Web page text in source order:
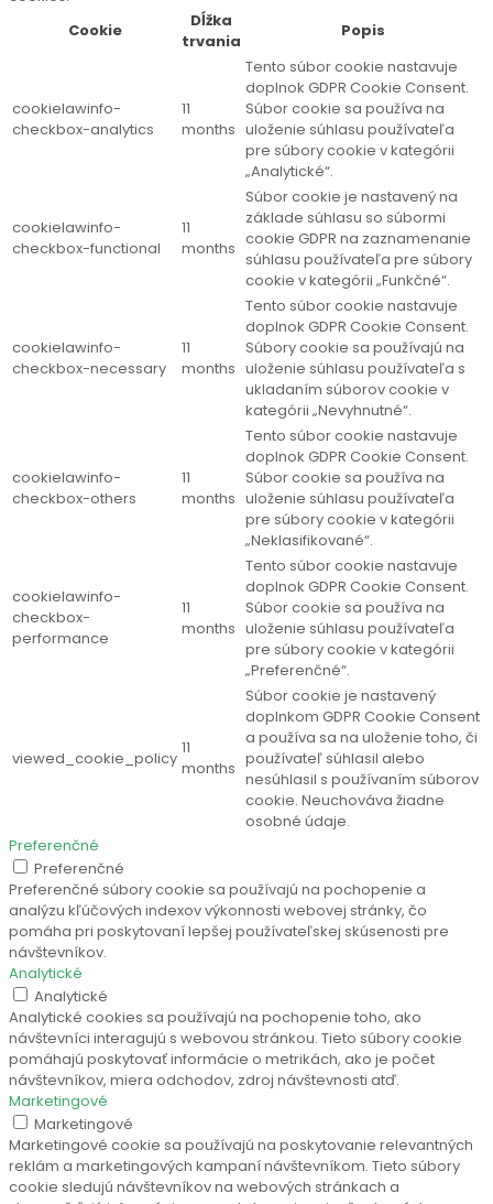
Cookie
Dĺžka
trvania
Popis
cookielawinfo-
checkbox-analytics
11
months
Tento súbor cookie nastavuje
doplnok GDPR Cookie Consent.
Súbor cookie sa používa na
uloženie súhlasu používateľa
pre súbory cookie v kategórii
„Analytické“.
cookielawinfo-
checkbox-functional
11
months
Súbor cookie je nastavený na
základe súhlasu so súbormi
cookie GDPR na zaznamenanie
súhlasu používateľa pre súbory
cookie v kategórii „Funkčné“.
cookielawinfo-
checkbox-necessary
11
months
Tento súbor cookie nastavuje
doplnok GDPR Cookie Consent.
Súbory cookie sa používajú na
uloženie súhlasu používateľa s
ukladaním súborov cookie v
kategórii „Nevyhnutné“.
cookielawinfo-
checkbox-others
11
months
Tento súbor cookie nastavuje
doplnok GDPR Cookie Consent.
Súbor cookie sa používa na
uloženie súhlasu používateľa
pre súbory cookie v kategórii
„Neklasifikované“.
cookielawinfo-
checkbox-
performance
11
months
Tento súbor cookie nastavuje
doplnok GDPR Cookie Consent.
Súbor cookie sa používa na
uloženie súhlasu používateľa
pre súbory cookie v kategórii
„Preferenčné“.
viewed_cookie_policy
11
months
Súbor cookie je nastavený
doplnkom GDPR Cookie Consent
a používa sa na uloženie toho, či
používateľ súhlasil alebo
nesúhlasil s používaním súborov
cookie. Neuchováva žiadne
osobné údaje.
Preferenčné
Preferenčné
Preferenčné súbory cookie sa používajú na pochopenie a
analýzu kľúčových indexov výkonnosti webovej stránky, čo
pomáha pri poskytovaní lepšej používateľskej skúsenosti pre
návštevníkov.
Analytické
Analytické
Analytické cookies sa používajú na pochopenie toho, ako
návštevníci interagujú s webovou stránkou. Tieto súbory cookie
pomáhajú poskytovať informácie o metrikách, ako je počet
návštevníkov, miera odchodov, zdroj návštevnosti atď.
Marketingové
Marketingové
Marketingové cookie sa používajú na poskytovanie relevantných
reklám a marketingových kampaní návštevníkom. Tieto súbory
cookie sledujú návštevníkov na webových stránkach a